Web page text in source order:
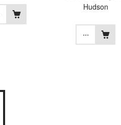
Hudson
...